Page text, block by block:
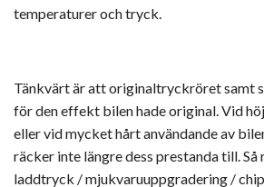
temperaturer och tryck.
Tänkvärt är att originaltryckröret samt
för den effekt bilen hade original. Vid
eller vid mycket hårt användande av
räcker inte längre dess prestanda till. Så
laddtryck / mjukvaruuppgradering /